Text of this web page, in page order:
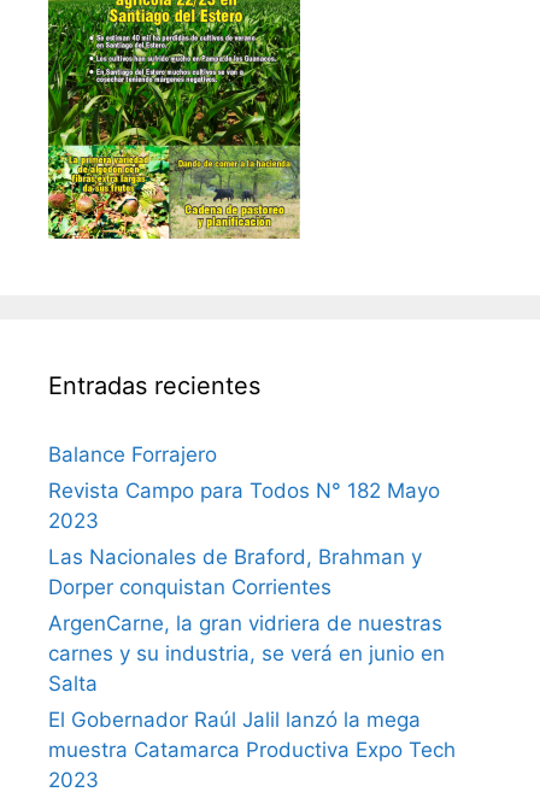
Entradas recientes
Balance Forrajero
Revista Campo para Todos N° 182 Mayo
2023
Las Nacionales de Braford, Brahman y
Dorper conquistan Corrientes
ArgenCarne, la gran vidriera de nuestras
carnes y su industria, se verá en junio en
Salta
El Gobernador Raúl Jalil lanzó la mega
muestra Catamarca Productiva Expo Tech
2023